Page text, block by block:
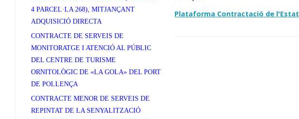
4 PARCEL·LA 268), MITJANÇANT
ADQUISICIÓ DIRECTA
CONTRACTE DE SERVEIS DE
MONITORATGE I ATENCIÓ AL PÚBLIC
DEL CENTRE DE TURISME
ORNITOLÒGIC DE «LA GOLA» DEL PORT
DE POLLENÇA
CONTRACTE MENOR DE SERVEIS DE
REPINTAT DE LA SENYALITZACIÓ
Plataforma Contractació de l'Estat